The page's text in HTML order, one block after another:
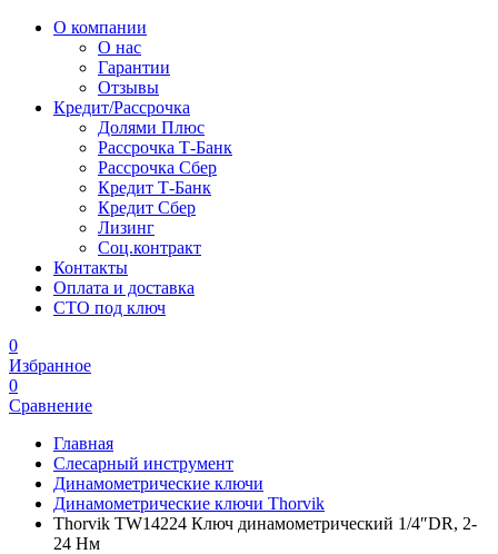
О компании
О нас
Гарантии
Отзывы
Кредит/Рассрочка
Долями Плюс
Рассрочка Т-Банк
Рассрочка Сбер
Кредит Т-Банк
Кредит Сбер
Лизинг
Соц.контракт
Контакты
Оплата и доставка
СТО под ключ
0
Избранное
0
Сравнение
Главная
Слесарный инструмент
Динамометрические ключи
Динамометрические ключи Thorvik
Thorvik TW14224 Ключ динамометрический 1/4″DR, 2-
24 Нм